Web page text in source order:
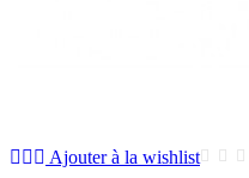
Ajouter à la wishlist